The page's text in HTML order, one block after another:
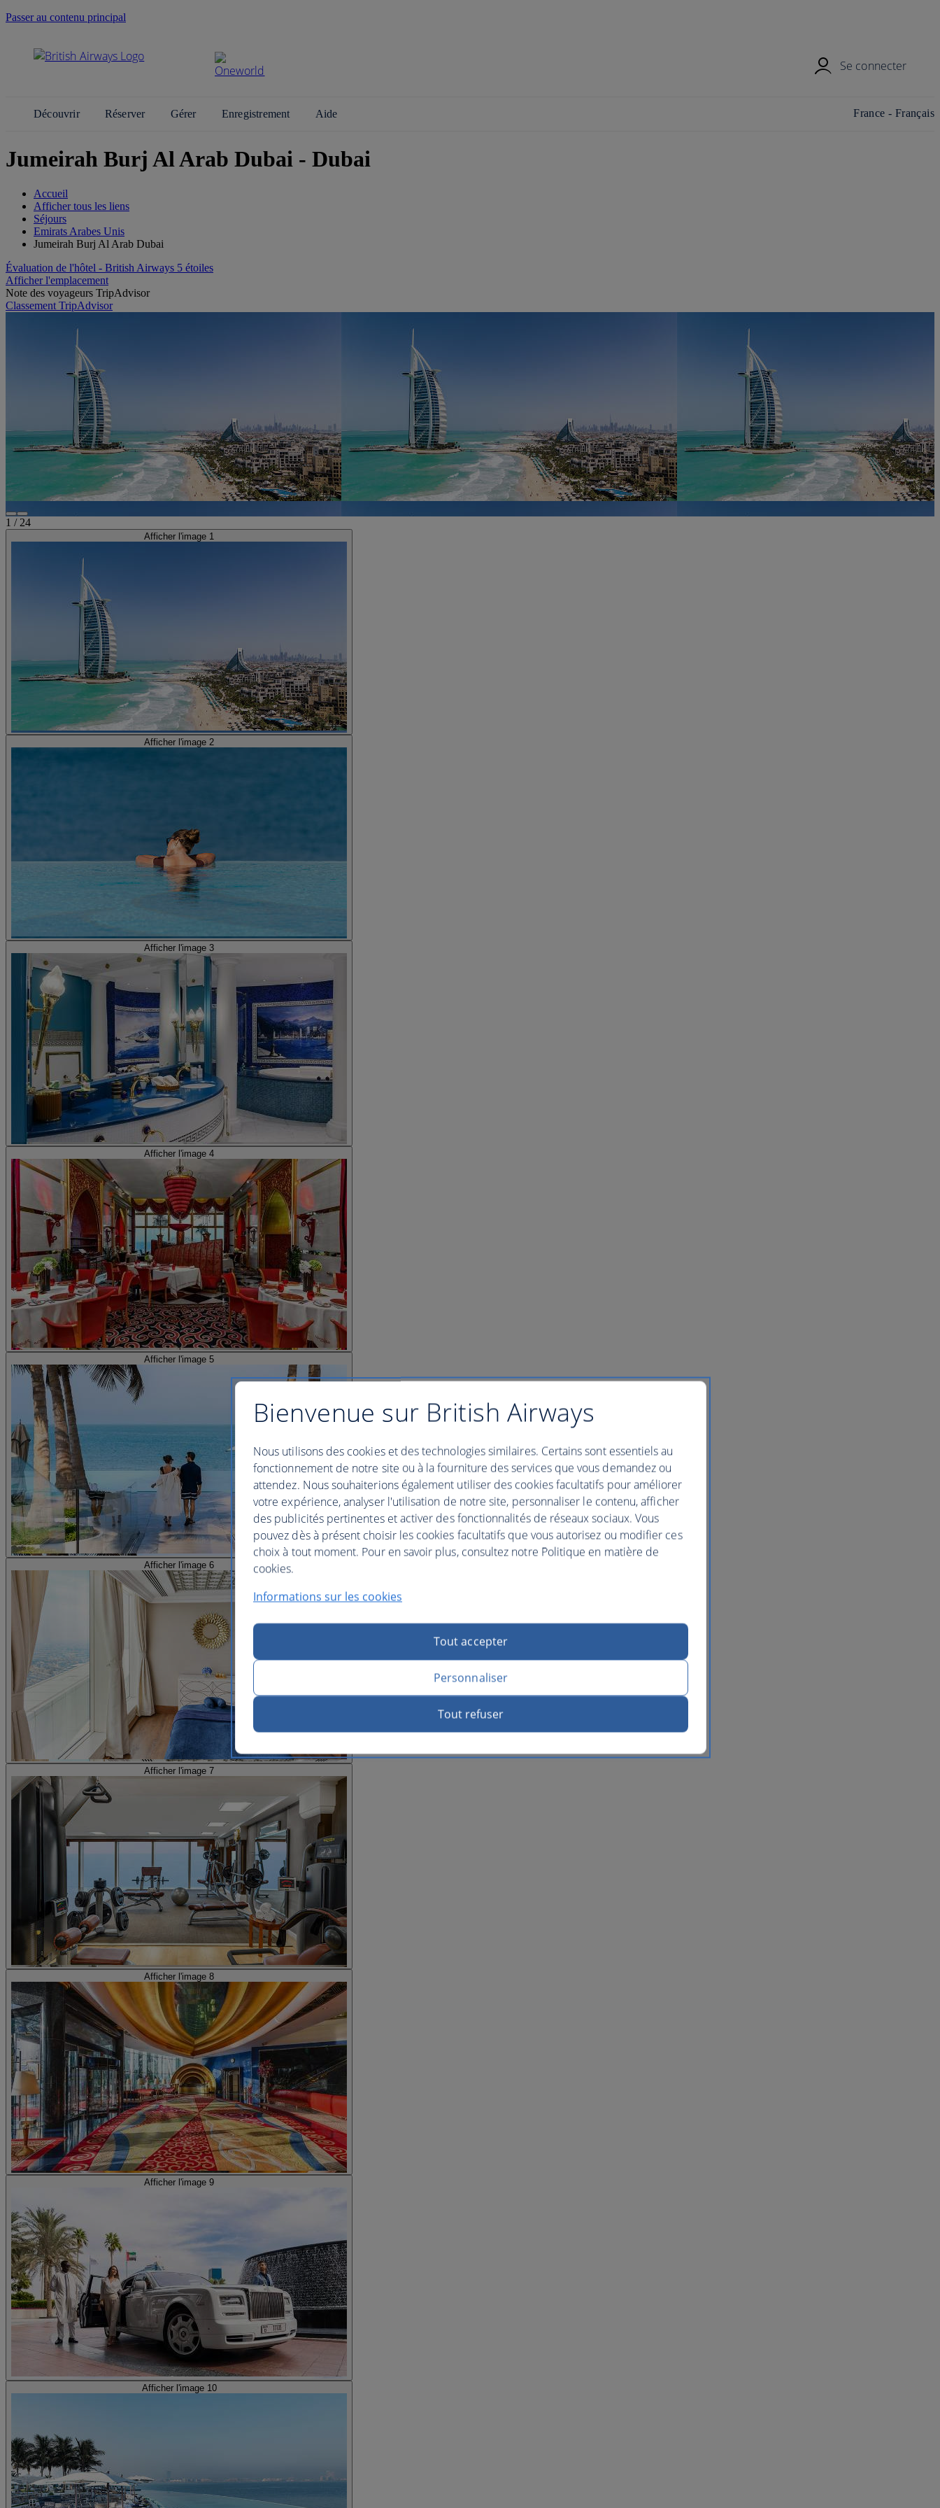
Passer au contenu principal
Se connecter
Découvrir Réserver Gérer Enregistrement Aide
Changer le pays/la
France - Français
Jumeirah Burj Al Arab Dubai - Dubai
Accueil
Afficher tous les liens
Séjours
Emirats Arabes Unis
Jumeirah Burj Al Arab Dubai
Évaluation de l'hôtel - British Airways 5 étoiles
Afficher l'emplacement
Note des voyageurs TripAdvisor
Classement TripAdvisor
1 / 24
Afficher l'image 1
Afficher l'image 2
Afficher l'image 3
Afficher l'image 4
Afficher l'image 5
Afficher l'image 6
Afficher l'image 7
Afficher l'image 8
Afficher l'image 9
Afficher l'image 10
Bienvenue sur British Airways
Nous utilisons des cookies et des technologies similaires. Certains sont essentiels au
fonctionnement de notre site ou à la fourniture des services que vous demandez ou
attendez. Nous souhaiterions également utiliser des cookies facultatifs pour améliorer
votre expérience, analyser l'utilisation de notre site, personnaliser le contenu, afficher
des publicités pertinentes et activer des fonctionnalités de réseaux sociaux. Vous
pouvez dès à présent choisir les cookies facultatifs que vous autorisez ou modifier ces
choix à tout moment. Pour en savoir plus, consultez notre Politique en matière de
cookies.
Informations sur les cookies
Tout accepter
Personnaliser
Tout refuser